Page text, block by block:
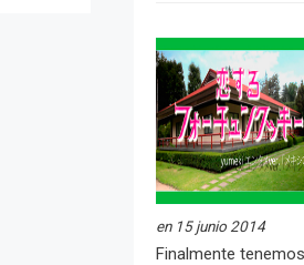
en 15 junio 2014
Finalmente